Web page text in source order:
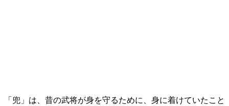
「兜」は、昔の武将が身を守るために、身に着けていたこと